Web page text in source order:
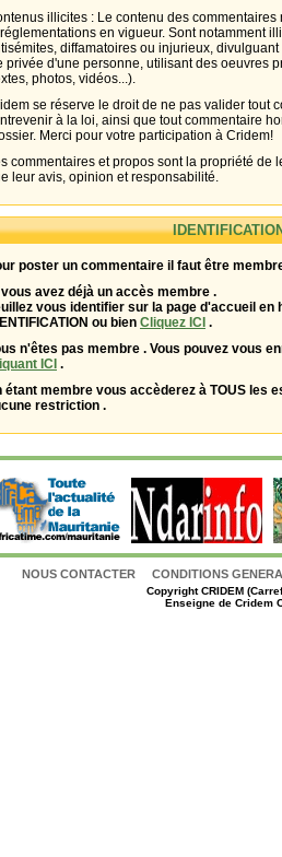
illicites : Le contenu des
en vigueur. Sont notamment
diffamatoires ou injurieux,
privée d'une personne, utilisant des oeuvres
photos, vidéos...).
se réserve le droit de ne pas valider tout
à la loi, ainsi que tout commentaire
Merci pour votre participation à Cridem!
commentaires et propos sont la propriété de
leur avis, opinion et responsabilité.
poster un commentaire il faut être
avez déjà un accès membre .
vous identifier sur la page d'accueil en
ou bien Cliquez ICI .
n'êtes pas membre . Vous pouvez vous
ICI .
étant membre vous accèderez à TOUS les
restriction .
NOUS CONTACTER CONDITIONS
CopyrightCRIDEM
Enseigne de Cridem